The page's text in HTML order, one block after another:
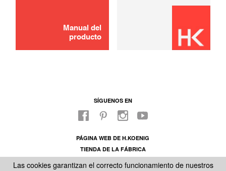
Manual del
producto
SÍGUENOS EN
PÁGINA WEB DE H.KOENIG
TIENDA DE LA FÁBRICA
Las cookies garantizan el correcto funcionamiento de nuestros